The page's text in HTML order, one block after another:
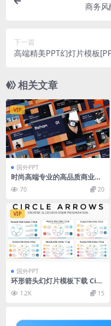
商务
下一篇
高端精美PPT幻灯片模板
相关文章
VIP
国外PPT
时尚高端专业的高品质商业商
务powerpoint幻灯片演示模
板（pptx）
70 20
VIP
国外PPT
环形箭头幻灯片模板下载 Circl
e Arrows Slides
1.2K 15